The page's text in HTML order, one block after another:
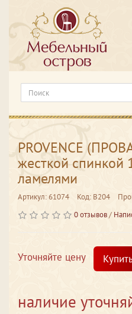
PROVENCE
жесткой спинкой
ламелями
Артикул: 61074 Код: В204
0 отзывов/
Уточняйте цену
наличие